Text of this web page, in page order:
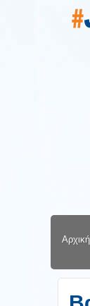
Αρχική